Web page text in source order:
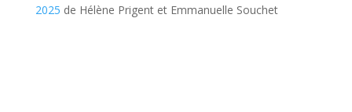
2025 de Hélène Prigent et Emmanuelle Souchet